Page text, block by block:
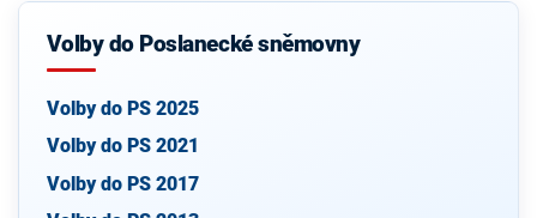
Volby do Poslanecké sněmovny
Volby do PS 2025
Volby do PS 2021
Volby do PS 2017